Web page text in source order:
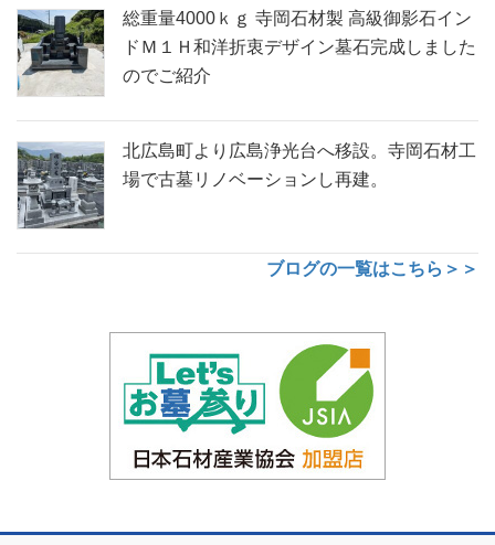
総重量4000ｋｇ 寺岡石材製 高級御影石イン
ドＭ１Ｈ和洋折衷デザイン墓石完成しました
のでご紹介
北広島町より広島浄光台へ移設。寺岡石材工
場で古墓リノベーションし再建。
ブログの一覧はこちら＞＞